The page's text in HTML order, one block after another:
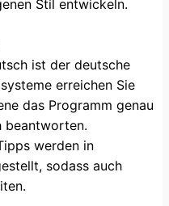
Stil entwickeln.
ist der deutsche
erreichen Sie
das Programm genau
beantworten.
werden in
sodass auch